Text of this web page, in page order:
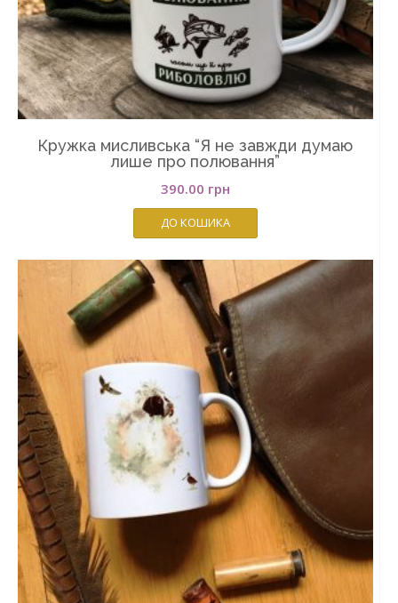
Кружка мисливська “Я не завжди думаю
лише про полювання”
390.00 грн
ДО КОШИКА